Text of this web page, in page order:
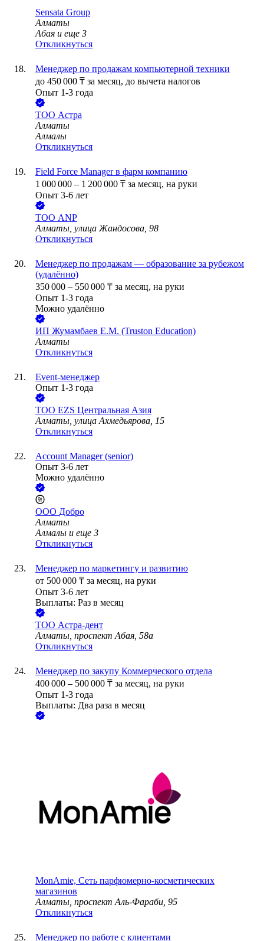
Sensata Group
Алматы
Абая и еще 3
Откликнуться
Менеджер по продажам компьютерной техники
до 450 000 ₸ за месяц, до вычета налогов
Опыт 1-3 года
ТОО Астра
Алматы
Алмалы
Откликнуться
Field Force Manager в фарм компанию
1 000 000 – 1 200 000 ₸ за месяц, на руки
Опыт 3-6 лет
ТОО ANP
Алматы, улица Жандосова, 98
Откликнуться
Менеджер по продажам — образование за рубежом
(удалённо)
350 000 – 550 000 ₸ за месяц, на руки
Опыт 1-3 года
Можно удалённо
ИП Жумамбаев Е.М. (Truston Education)
Алматы
Откликнуться
Event-менеджер
Опыт 1-3 года
ТОО EZS Центральная Азия
Алматы, улица Ахмедьярова, 15
Откликнуться
Account Manager (senior)
Опыт 3-6 лет
Можно удалённо
ООО Добро
Алматы
Алмалы и еще 3
Откликнуться
Менеджер по маркетингу и развитию
от 500 000 ₸ за месяц, на руки
Опыт 3-6 лет
Выплаты: Раз в месяц
ТОО Астра-дент
Алматы, проспект Абая, 58а
Откликнуться
Менеджер по закупу Коммерческого отдела
400 000 – 500 000 ₸ за месяц, на руки
Опыт 1-3 года
Выплаты: Два раза в месяц
MonAmie, Сеть парфюмерно-косметических
магазинов
Алматы, проспект Аль-Фараби, 95
Откликнуться
Менеджер по работе с клиентами